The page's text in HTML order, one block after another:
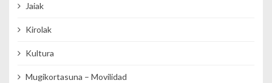
Jaiak
Kirolak
Kultura
Mugikortasuna – Movilidad